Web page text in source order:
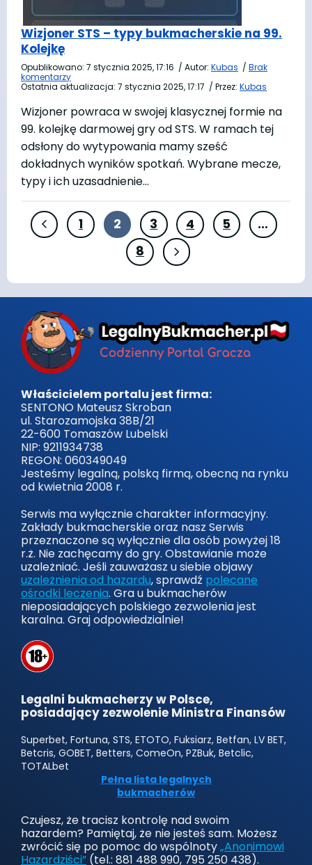
Wizjoner STS – typy bukmacherskie na 99.
Kolejkę
Opublikowano: 7 stycznia 2025, 17:16 / Autor: Kubas / Brak
komentarzy
Ostatnia aktualizacja: 7 stycznia 2025, 17:17 / Przez: Kubas
Wizjoner powraca w swojej klasycznej formie na
99. kolejkę darmowej gry od STS. W ramach tej
odsłony do wytypowania mamy sześć
dokładnych wyników spotkań. Wybrane mecze,
typy i ich uzasadnienie…
1 2 3 4 5
…
8
Właścicielem portalu jest firma:
SENTONO Mateusz Skroban
ul. Starozamojska 38B/21
22-600 Tomaszów Lubelski
NIP: 9211934738
REGON: 060349049
Jesteśmy legalną, polską firmą, obecną na rynku
od kwietnia 2008 r.
Serwis ma wyłącznie charakter informacyjny.
Zakłady bukmacherskie oraz nasz Serwis
przeznaczone są wyłącznie dla osób powyżej 18
r.ż. Nie zachęcamy do gry. Obstawianie może
uzależniać. Jeśli zauważasz u siebie objawy
uzależnienia od hazardu, sprawdź polecane
ośrodki leczenia. Gra u bukmacherów
nieposiadających polskiego zezwolenia jest
karalna. Graj odpowiedzialnie!
Legalni bukmacherzy w Polsce,
posiadający zezwolenie Ministra Finansów
Superbet, Fortuna, STS, ETOTO, Fuksiarz, Betfan, LV BET,
Betcris, GOBET, Betters, ComeOn, PZBuk, Betclic,
TOTALbet
Pełna lista legalnych
bukmacherów
Czujesz, że tracisz kontrolę nad swoim
hazardem? Pamiętaj, że nie jesteś sam. Możesz
zwrócić się po pomoc do wspólnoty„Anonimowi
Hazardziści” (tel.: 881 488 990, 795 250 438).